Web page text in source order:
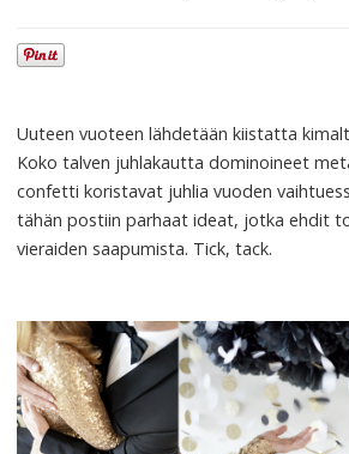
Uuteen vuoteen lähdetään kiistatta
Koko talven juhlakautta dominoineet
confetti koristavat juhlia vuoden
tähän postiin parhaat ideat, jotka ehdit
vieraiden saapumista. Tick, tack.